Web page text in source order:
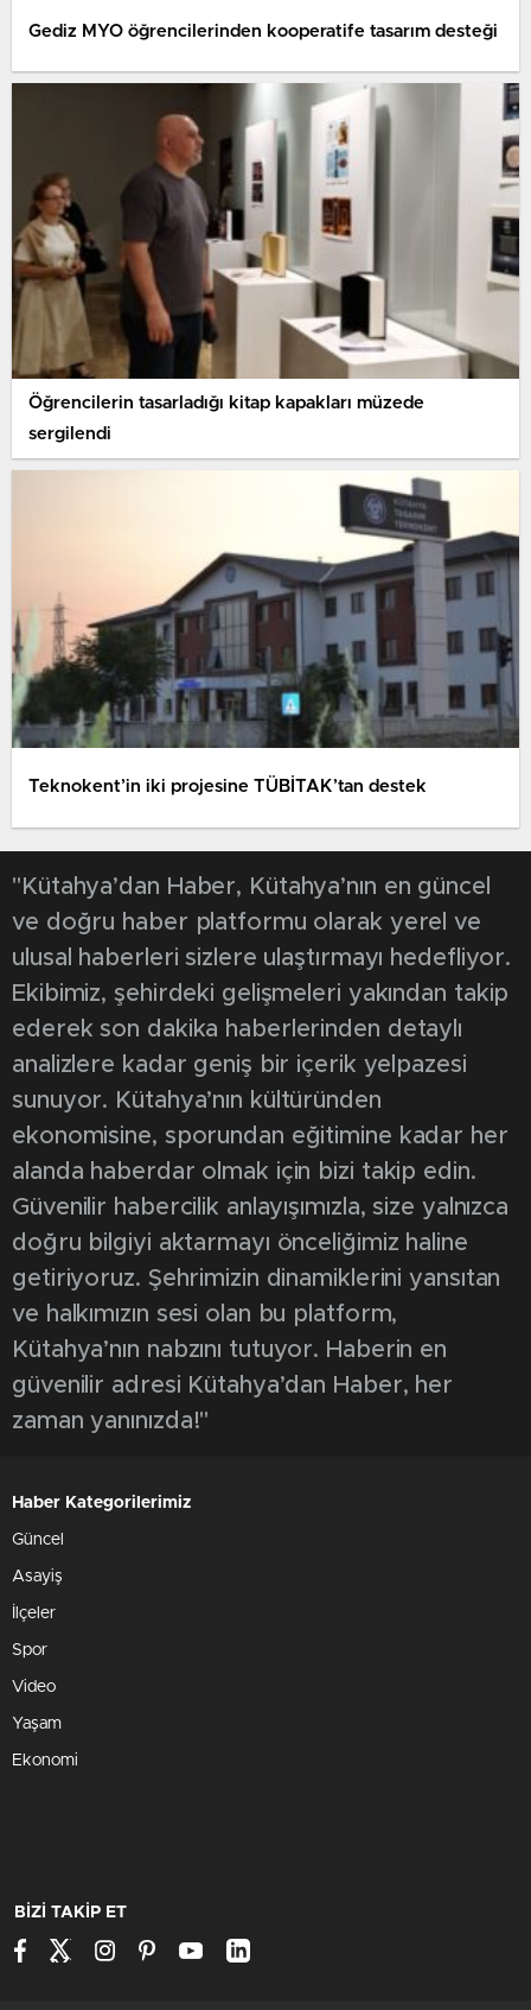
Gediz MYO öğrencilerinden kooperatife tasarım desteği
Öğrencilerin tasarladığı kitap kapakları müzede
sergilendi
Teknokent’in iki projesine TÜBİTAK’tan destek
"Kütahya’dan Haber, Kütahya’nın en güncel
ve doğru haber platformu olarak yerel ve
ulusal haberleri sizlere ulaştırmayı hedefliyor.
Ekibimiz, şehirdeki gelişmeleri yakından takip
ederek son dakika haberlerinden detaylı
analizlere kadar geniş bir içerik yelpazesi
sunuyor. Kütahya’nın kültüründen
ekonomisine, sporundan eğitimine kadar her
alanda haberdar olmak için bizi takip edin.
Güvenilir habercilik anlayışımızla, size yalnızca
doğru bilgiyi aktarmayı önceliğimiz haline
getiriyoruz. Şehrimizin dinamiklerini yansıtan
ve halkımızın sesi olan bu platform,
Kütahya’nın nabzını tutuyor. Haberin en
güvenilir adresi Kütahya’dan Haber, her
zaman yanınızda!"
Haber Kategorilerimiz
Güncel
Asayiş
İlçeler
Spor
Video
Yaşam
Ekonomi
BİZİ TAKİP ET